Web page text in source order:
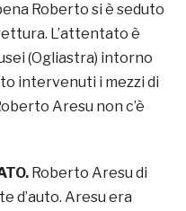
Roberto si è seduto
L’attentato è
(Ogliastra) intorno
intervenuti i mezzi di
Aresu non c’è
Roberto Aresu di
d’auto. Aresu era